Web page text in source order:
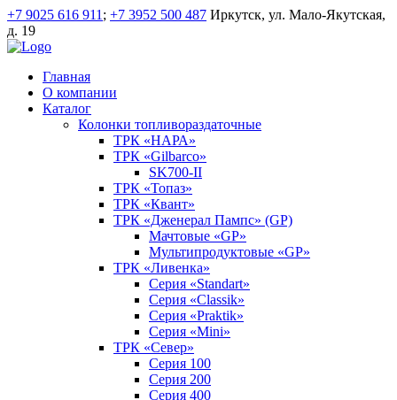
+7 9025 616 911 ; +7 3952 500 487 Иркутск, ул. Мало-Якутская,
д. 19
Главная
О компании
Каталог
Колонки топливораздаточные
ТРК «НАРА»
ТРК «Gilbarco»
SK700-II
ТРК «Топаз»
ТРК «Квант»
ТРК «Дженерал Пампс» (GP)
Мачтовые «GP»
Мультипродуктовые «GP»
ТРК «Ливенка»
Серия «Standart»
Серия «Classik»
Серия «Praktik»
Серия «Mini»
ТРК «Север»
Серия 100
Серия 200
Серия 400